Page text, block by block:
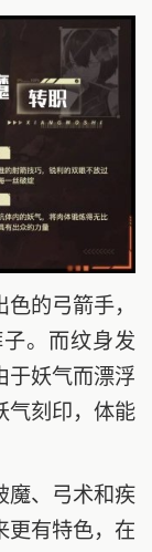
的弓箭手，
。而纹身发
于妖气而漂浮
气刻印，体能
、弓术和疾
更有特色，在